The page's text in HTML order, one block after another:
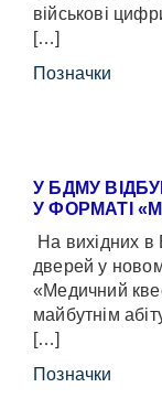
військові
[…]
Позначки
У БДМУ
У ФОРМАТІ
На вихідних
дверей у
«Медичний
майбутнім
[…]
Позначки